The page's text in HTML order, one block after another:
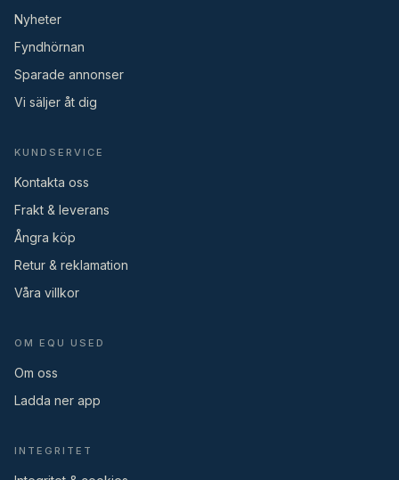
Nyheter
Fyndhörnan
Sparade annonser
Vi säljer åt dig
KUNDSERVICE
Kontakta oss
Frakt & leverans
Ångra köp
Retur & reklamation
Våra villkor
OM EQU USED
Om oss
Ladda ner app
INTEGRITET